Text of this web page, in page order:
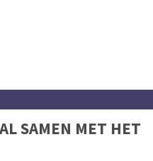
SAMEN MET HET